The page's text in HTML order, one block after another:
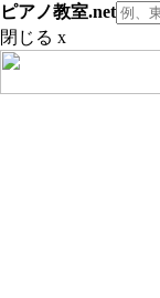
ピアノ教室.net
閉じる x